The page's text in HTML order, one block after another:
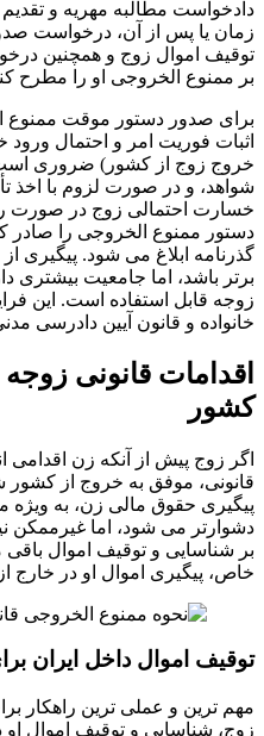
دادخواست مطالبه مهریه و تقدیم
زمان یا پس از آن، درخواست
توقیف اموال زوج و همچنین
بر ممنوع الخروجی او را مطرح
برای صدور دستور موقت ممنوع
اثبات فوریت امر و احتمال ورود
خروج زوج از کشور) ضروری
شواهد، و در صورت لزوم با اخذ
خسارت احتمالی زوج در صورت
دستور ممنوع الخروجی را صادر
گذرنامه ابلاغ می شود. پیگیری
برتر باشد، اما جامعیت بیشتری
زوجه قابل استفاده است. این
خانواده و قانون آیین دادرسی
اقدامات قانونی
کشور
اگر زوج پیش از آنکه زن اقدامی
قانونی، موفق به خروج از کشور
پیگیری حقوق مالی زن، به ویژه
دشوارتر می شود، اما غیرممکن
بر شناسایی و توقیف اموال باقی
خاص، پیگیری اموال او در خارج
توقیف اموال داخل ایران
مهم ترین و عملی ترین راهکار
زوج، شناسایی و توقیف اموال